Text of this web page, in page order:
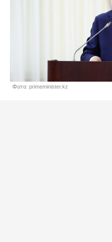
Фото: primeminister.kz